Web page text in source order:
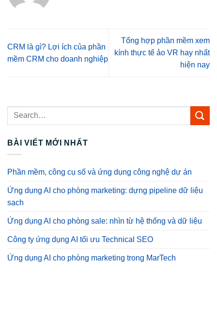
CRM là gì? Lợi ích của phần
mềm CRM cho doanh nghiệp
Tổng hợp phần mềm xem
kính thực tế ảo VR hay nhất
hiện nay
BÀI VIẾT MỚI NHẤT
Phần mềm, công cụ số và ứng dụng công nghệ dự án
Ứng dụng AI cho phòng marketing: dựng pipeline dữ liệu
sạch
Ứng dụng AI cho phòng sale: nhìn từ hệ thống và dữ liệu
Công ty ứng dụng AI tối ưu Technical SEO
Ứng dụng AI cho phòng marketing trong MarTech